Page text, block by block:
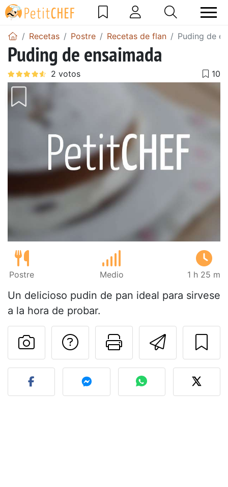
Recetas Postre Recetas de flan Puding de
Puding de ensaimada
Postre Medio 1 h 25 m
Un delicioso pudin de pan ideal para sirvese
a la hora de probar.
Imprimir
Preguntar al autor
Publicar la foto de esta